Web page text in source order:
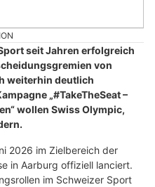
seit Jahren erfolgreich
von
weiterhin deutlich
„#TakeTheSeat –
wollen Swiss Olympic,
2026 im Zielbereich der
in Aarburg offiziell lanciert.
im Schweizer Sport